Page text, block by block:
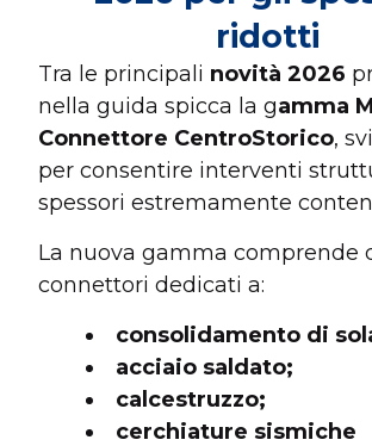
ridotti
Tra le principali novità 2026
nella guida spicca la gamma
Connettore CentroStorico,
per consentire interventi
spessori estremamente
La nuova gamma comprende
connettori dedicati a:
consolidamento di
acciaio saldato;
calcestruzzo;
cerchiature sismiche